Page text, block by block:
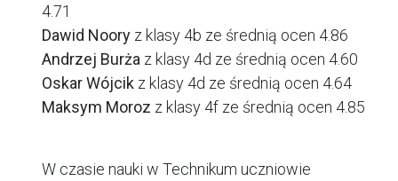
4.71
Dawid Noory z klasy 4b ze średnią ocen 4.86
Andrzej Burża z klasy 4d ze średnią ocen 4.60
Oskar Wójcik z klasy 4d ze średnią ocen 4.64
Maksym Moroz z klasy 4f ze średnią ocen 4.85
W czasie nauki w Technikum uczniowie